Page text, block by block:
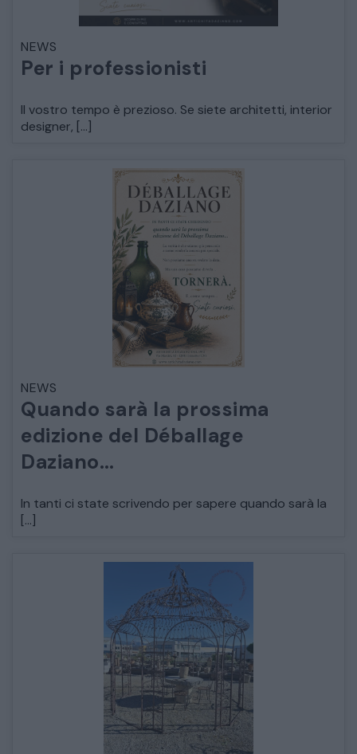
TAVOLI TAVOLINI CONSOLE
SEDIE POLTRONE DIVANI
CREDENZE – DOPPI CORPI – BUFFET
SALE DA PRANZO – STUDIO UFFICIO
ARREDO DA GIARDINO
DECORAZIONI OGGETTISTICA ILLUMINAZIONE
STILI ED ESPOSIZIONE
STRUMENTI MUSICALI
VEICOLI D’EPOCA
NEWS
Per i professionisti
Il vostro tempo è prezioso. Se siete architetti, interior
designer, […]
NEWS
Quando sarà la prossima
edizione del Déballage
Daziano…
In tanti ci state scrivendo per sapere quando sarà la
[…]